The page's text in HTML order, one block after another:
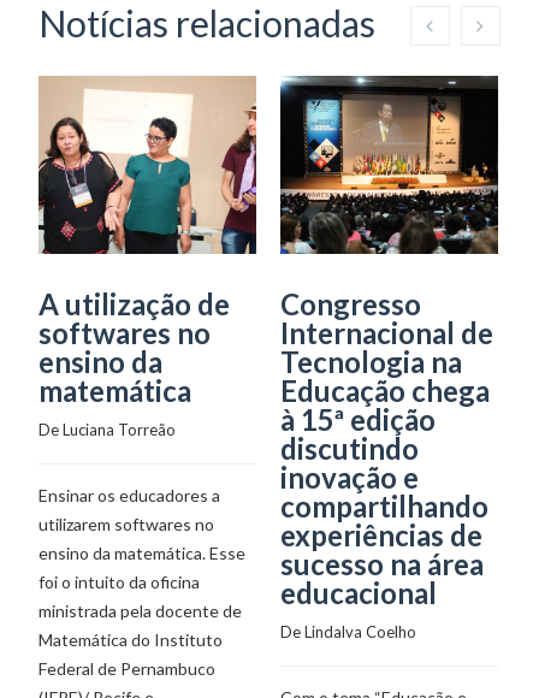
Notícias relacionadas
A utilização de
softwares no
ensino da
matemática
De Luciana Torreão
Ensinar os educadores a
utilizarem softwares no
ensino da matemática. Esse
foi o intuito da oficina
ministrada pela docente de
Matemática do Instituto
Federal de Pernambuco
Congresso
Internacional de
Tecnologia na
Educação chega
à 15ª edição
discutindo
inovação e
compartilhando
experiências de
sucesso na área
educacional
De Lindalva Coelho